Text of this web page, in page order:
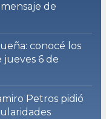
de
conocé los
jueves 6 de
Petros pidió